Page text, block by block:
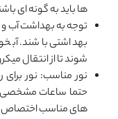
ها باید به گونه ‌ای
توجه به بهداشت آب و
بهداشتی باشند.
شوند تا از انتقال
نور مناسب: نور
حتما ساعات مشخصی
های مناسب